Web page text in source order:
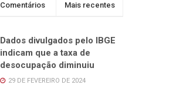
Comentários Mais recentes
Dados divulgados pelo IBGE
indicam que a taxa de
desocupação diminuiu
29 DE FEVEREIRO DE 2024